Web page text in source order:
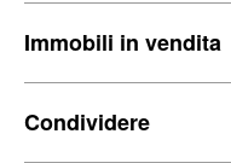
Immobili in vendita
Condividere